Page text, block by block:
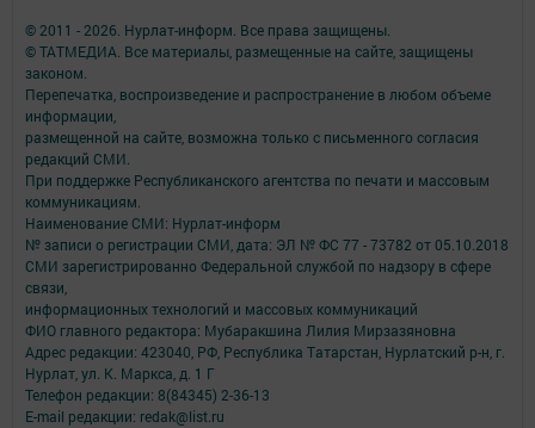
© 2011 - 2026. Нурлат-⁠информ. Все права защищены.
© ТАТМЕДИА. Все материалы, размещенные на сайте, защищены
законом.
Перепечатка, воспроизведение и распространение в любом объеме
информации,
размещенной на сайте, возможна только с письменного согласия
редакций СМИ.
При поддержке Республиканского агентства по печати и массовым
коммуникациям.
Наименование СМИ: Нурлат-⁠информ
№ записи о регистрации СМИ, дата: ЭЛ № ФС 77 -⁠ 73782 от 05.10.2018
СМИ зарегистрированно Федеральной службой по надзору в сфере
связи,
информационных технологий и массовых коммуникаций
ФИО главного редактора: Мубаракшина Лилия Мирзазяновна
Адрес редакции: 423040, РФ, Республика Татарстан, Нурлатский р-н, г.
Нурлат, ул. К. Маркса, д. 1 Г
Телефон редакции: 8(84345) 2-36-13
E-mail редакции: redak@list.ru